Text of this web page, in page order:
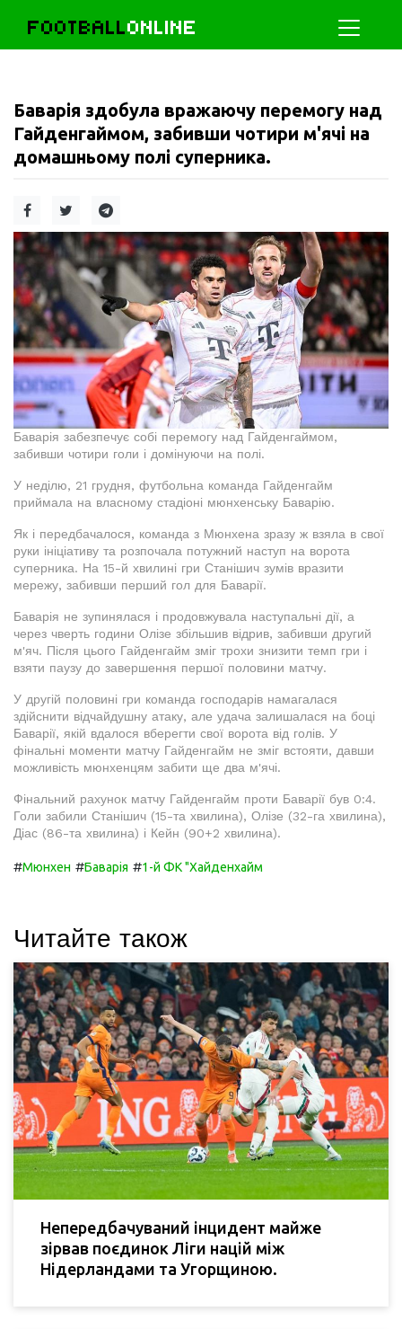
FOOTBALLONLINE
Баварія здобула вражаючу перемогу над
Гайденгаймом, забивши чотири м'ячі на
домашньому полі суперника.
Баварія забезпечує собі перемогу над Гайденгаймом,
забивши чотири голи і домінуючи на полі.
У неділю, 21 грудня, футбольна команда Гайденгайм
приймала на власному стадіоні мюнхенську Баварію.
Як і передбачалося, команда з Мюнхена зразу ж взяла в свої
руки ініціативу та розпочала потужний наступ на ворота
суперника. На 15-й хвилині гри Станішич зумів вразити
мережу, забивши перший гол для Баварії.
Баварія не зупинялася і продовжувала наступальні дії, а
через чверть години Олізе збільшив відрив, забивши другий
м'яч. Після цього Гайденгайм зміг трохи знизити темп гри і
взяти паузу до завершення першої половини матчу.
У другій половині гри команда господарів намагалася
здійснити відчайдушну атаку, але удача залишалася на боці
Баварії, якій вдалося вберегти свої ворота від голів. У
фінальні моменти матчу Гайденгайм не зміг встояти, давши
можливість мюнхенцям забити ще два м'ячі.
Фінальний рахунок матчу Гайденгайм проти Баварії був 0:4.
Голи забили Станішич (15-та хвилина), Олізе (32-га хвилина),
Діас (86-та хвилина) і Кейн (90+2 хвилина).
#Мюнхен #Баварія #1-й ФК "Хайденхайм
Читайте також
Непередбачуваний інцидент майже
зірвав поєдинок Ліги націй між
Нідерландами та Угорщиною.